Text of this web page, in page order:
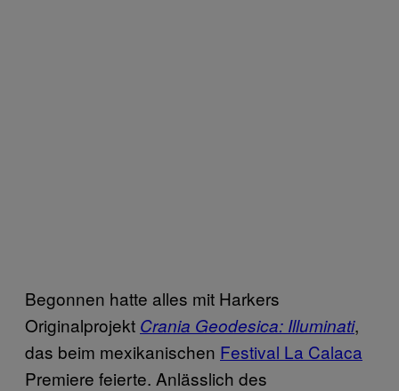
Begonnen hatte alles mit Harkers
Originalprojekt Crania Geodesica: Illuminati,
das beim mexikanischen Festival La Calaca
Premiere feierte. Anlässlich des